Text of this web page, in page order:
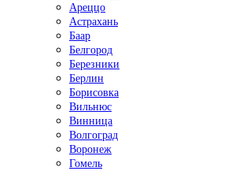
Ареццо
Астрахань
Баар
Белгород
Березники
Берлин
Борисовка
Вильнюс
Винница
Волгоград
Воронеж
Гомель